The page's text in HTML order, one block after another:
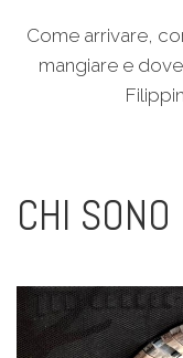
Come arrivare,
mangiare e
CHI SONO